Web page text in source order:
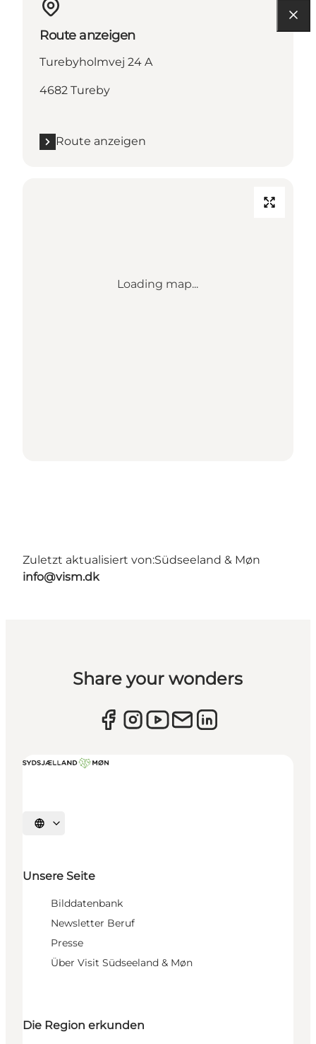
Route anzeigen
Turebyholmvej 24 A
4682 Tureby
Route anzeigen
Loading map...
Zuletzt aktualisiert von:Südseeland & Møn
info@vism.dk
Share your wonders
Sprache auswählen
Unsere Seite
Bilddatenbank
Newsletter Beruf
Presse
Über Visit Südseeland & Møn
Die Region erkunden